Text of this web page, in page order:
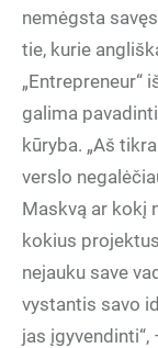
nemėgsta
tie, kurie
„Entrepreneur“
galima
kūryba. „Aš
verslo
Maskvą ar kokį
kokius
nejauku save
vystantis savo
jas įgyvendinti“,